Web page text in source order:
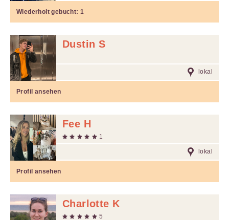
Wiederholt gebucht:1
Dustin S
lokal
Profil ansehen
Fee H
1
lokal
Profil ansehen
Charlotte K
5